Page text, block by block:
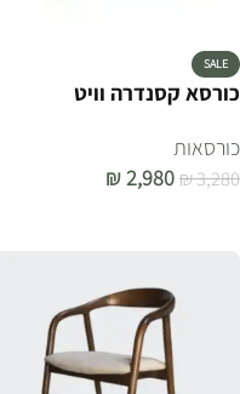
SALE
כורסא קסנדרה וויט
כורסאות
₪3,280
₪2,980